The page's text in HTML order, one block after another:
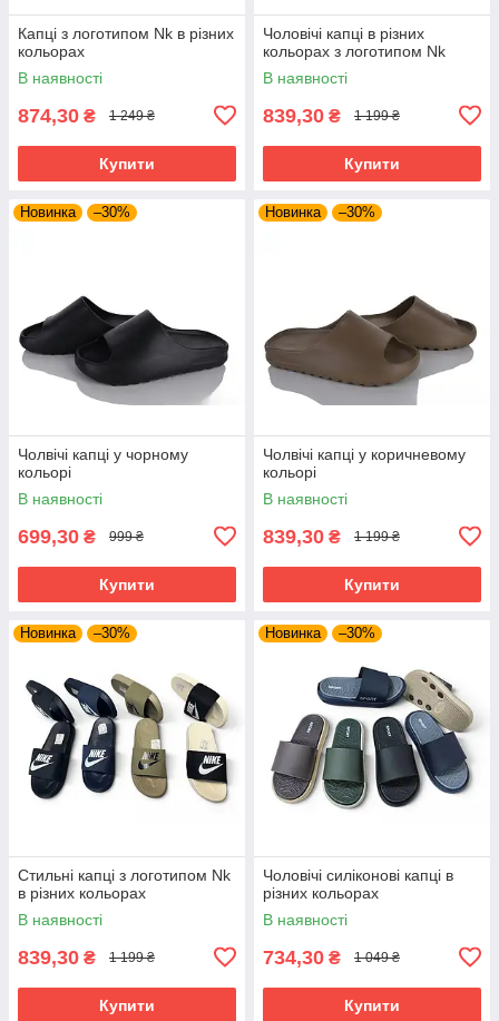
Капці з логотипом Nk в різних
кольорах
В наявності
874,30 ₴ 1 249 ₴
Купити
Чоловічі капці в різних
кольорах з логотипом Nk
В наявності
839,30 ₴ 1 199 ₴
Купити
Новинка –30%
Чолвічі капці у чорному
кольорі
В наявності
699,30 ₴ 999 ₴
Купити
Новинка –30%
Чолвічі капці у коричневому
кольорі
В наявності
839,30 ₴ 1 199 ₴
Купити
Новинка –30%
Стильні капці з логотипом Nk
в різних кольорах
В наявності
839,30 ₴ 1 199 ₴
Купити
Новинка –30%
Чоловічі силіконові капці в
різних кольорах
В наявності
734,30 ₴ 1 049 ₴
Купити